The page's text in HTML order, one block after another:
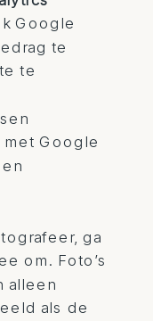
Google
te
te
Google
ga
om. Foto’s
alleen
als de